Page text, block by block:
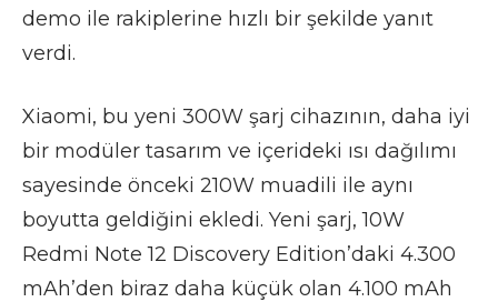
demo ile rakiplerine hızlı bir şekilde yanıt
verdi.
Xiaomi, bu yeni 300W şarj cihazının, daha iyi
bir modüler tasarım ve içerideki ısı dağılımı
sayesinde önceki 210W muadili ile aynı
boyutta geldiğini ekledi. Yeni şarj, 10W
Redmi Note 12 Discovery Edition’daki 4.300
mAh’den biraz daha küçük olan 4.100 mAh